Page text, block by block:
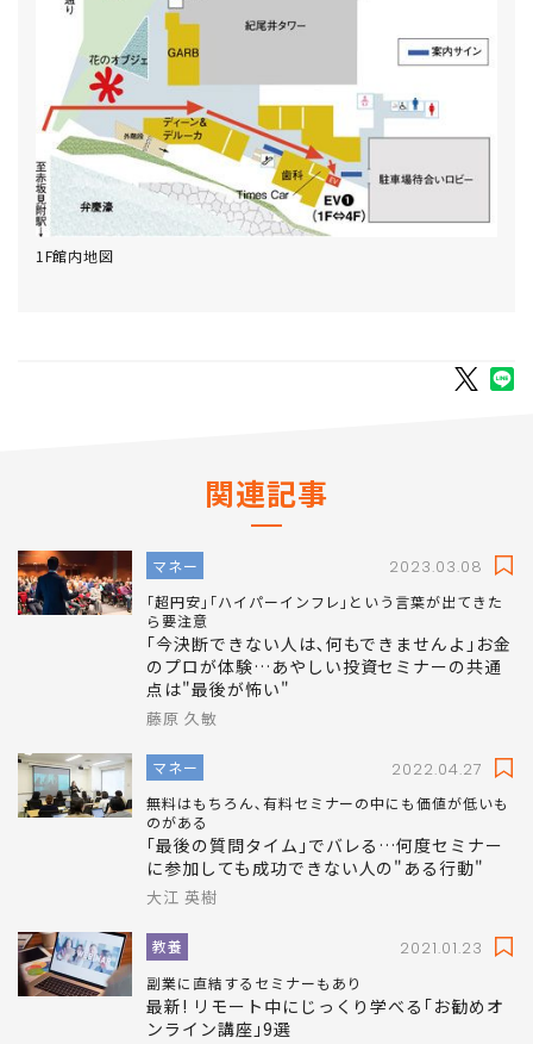
1F館内地図
関連記事
マネー 2023.03.08
｢超円安｣｢ハイパーインフレ｣という言葉が出てきた
ら要注意
｢今決断できない人は､何もできませんよ｣お金
のプロが体験…あやしい投資セミナーの共通
点は"最後が怖い"
藤原 久敏
マネー 2022.04.27
無料はもちろん､有料セミナーの中にも価値が低いも
のがある
｢最後の質問タイム｣でバレる…何度セミナー
に参加しても成功できない人の"ある行動"
大江 英樹
教養 2021.01.23
副業に直結するセミナーもあり
最新! リモート中にじっくり学べる｢お勧めオ
ンライン講座｣9選